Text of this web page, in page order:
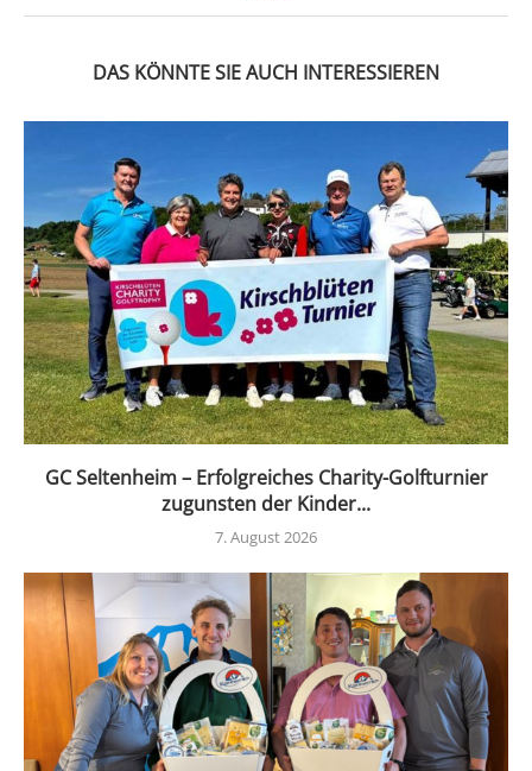
DAS KÖNNTE SIE AUCH INTERESSIEREN
GC Seltenheim – Erfolgreiches Charity-Golfturnier
zugunsten der Kinder...
7. August 2026